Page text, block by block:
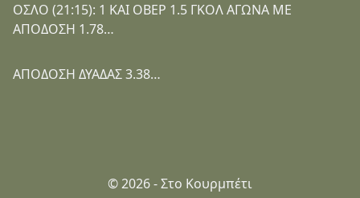
ΟΣΛΟ (21:15): 1 ΚΑΙ ΟΒΕΡ 1.5 ΓΚΟΛ ΑΓΩΝΑ ΜΕ
ΑΠΟΔΟΣΗ 1.78…
ΑΠΟΔΟΣΗ ΔΥΑΔΑΣ 3.38…
© 2026 - Στο Κουρμπέτι